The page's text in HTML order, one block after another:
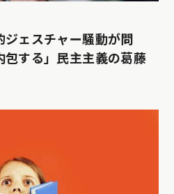
ェスチャー騒動が問
包する」民主主義の葛藤